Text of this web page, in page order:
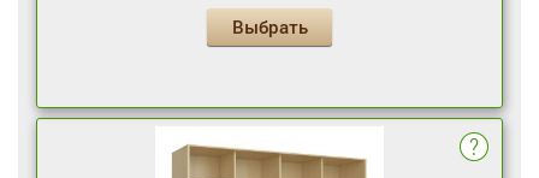
Выбрать